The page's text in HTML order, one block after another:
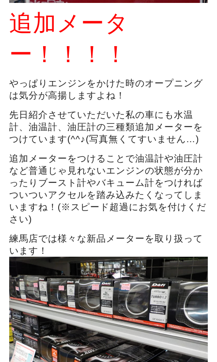
追加メータ
ー！！！！
やっぱりエンジンをかけた時のオープニング
は気分が高揚しますよね！
先日紹介させていただいた私の車にも水温
計、油温計、油圧計の三種類追加メーターを
つけています(^^♪(写真無くてすいません…)
追加メーターをつけることで油温計や油圧計
など普通じゃ見れないエンジンの状態が分か
ったりブースト計やバキューム計をつければ
ついついアクセルを踏み込みたくなってしま
いますね！(※スピード超過にお気を付けくだ
さい)
練馬店では様々な新品メーターを取り扱って
います！